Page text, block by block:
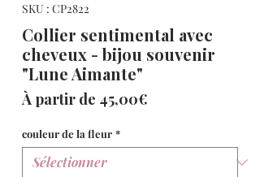
SKU : CP2822
Collier sentimental avec
cheveux - bijou souvenir
"Lune Aimante"
À partir de 45,00€
couleur de la fleur *